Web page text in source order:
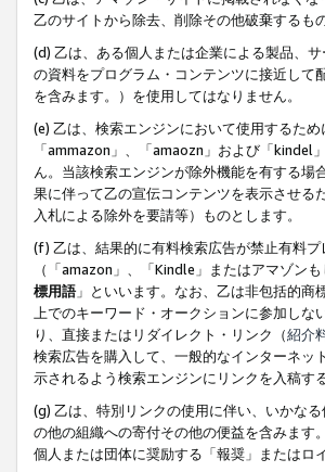
乙のサイトから除去、削除その他破棄するも
(d) 乙は、ある個人または企業による製品、
の資料をプログラム・コンテンツに接近して
を含みます。）を使用してはなりません。
(e) 乙は、検索エンジンにおいて使用するた
「ammazon」、「amaozn」および「kindel
ん。当該検索エンジンが除外機能を有する
果に伴って乙の宣伝コンテンツを表示させる
入札による除外を要請等）ものとします。
(f) 乙は、結果的に有料検索広告が禁止有料プ
（「amazon」、「Kindle」またはアマゾン
標用語」といいます。なお、乙は非包括的商
上でのキーワード・オークションに参加しな
り、直接またはリダイレクト・リンク（紹介
検索広告を購入して、一般的なインターネッ
示されるよう検索エンジンにリンクを入稿す
(g) 乙は、特別リンクの使用に伴い、いかな
の他の組織への寄付その他の便益を含みます
個人または団体に奨励する「報奨」またはロ